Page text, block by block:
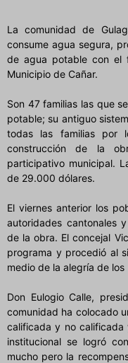
La comunidad de
consume agua segura,
de agua potable con el
Municipio de Cañar.
Son 47 familias las que
potable; su antiguo
todas las familias por
construcción de la
participativo municipal.
de 29.000 dólares.
El viernes anterior los
autoridades cantonales
de la obra. El concejal
programa y procedió al
medio de la alegría de
Don Eulogio Calle,
comunidad ha colocado
calificada y no
institucional se logró
mucho pero la